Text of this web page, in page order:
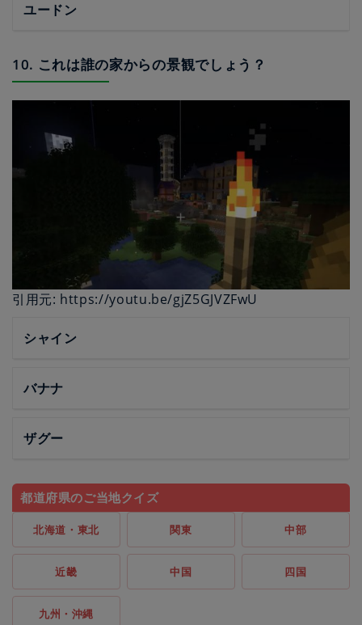
ユードン
10. これは誰の家からの景観でしょう？
引用元: https://youtu.be/gjZ5GJVZFwU
シャイン
バナナ
ザグー
都道府県のご当地クイズ
北海道・東北 関東 中部
近畿 中国 四国
九州・沖縄